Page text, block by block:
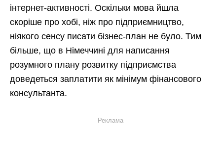
інтернет-активності. Оскільки мова йшла
скоріше про хобі, ніж про підприємництво,
ніякого сенсу писати бізнес-план не було. Тим
більше, що в Німеччині для написання
розумного плану розвитку підприємства
доведеться заплатити як мінімум фінансового
консультанта.
Реклама